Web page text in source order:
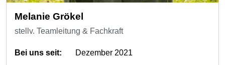
Melanie Grökel
stellv. Teamleitung & Fachkraft
Bei uns seit: Dezember 2021